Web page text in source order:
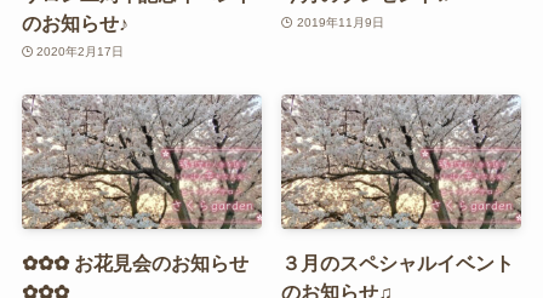
のお知らせ♪
2020年2月17日
2019年11月9日
✿✿✿ お花見会のお知らせ
✿✿✿
３月のスペシャルイベント
のお知らせ♫